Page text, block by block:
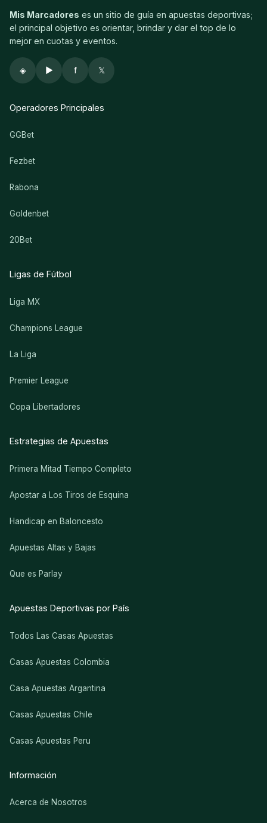
Mis Marcadores es un sitio de guía en apuestas deportivas;
el principal objetivo es orientar, brindar y dar el top de lo
mejor en cuotas y eventos.
◈ ▶ f 𝕏
Operadores Principales
GGBet
Fezbet
Rabona
Goldenbet
20Bet
Ligas de Fútbol
Liga MX
Champions League
La Liga
Premier League
Copa Libertadores
Estrategias de Apuestas
Primera Mitad Tiempo Completo
Apostar a Los Tiros de Esquina
Handicap en Baloncesto
Apuestas Altas y Bajas
Que es Parlay
Apuestas Deportivas por País
Todos Las Casas Apuestas
Casas Apuestas Colombia
Casa Apuestas Argantina
Casas Apuestas Chile
Casas Apuestas Peru
Información
Acerca de Nosotros